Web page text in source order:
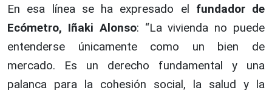
En esa línea se ha expresado el fundador de
Ecómetro, Iñaki Alonso: “La vivienda no puede
entenderse únicamente como un bien de
mercado. Es un derecho fundamental y una
palanca para la cohesión social, la salud y la